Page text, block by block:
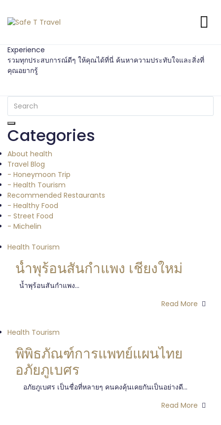
Experience
รวมทุกประสบการณ์ดีๆ ให้คุณได้ที่นี่ ค้นหาความประทับใจและสิ่งที่
คุณอยากรู้
Categories
About health
Travel Blog
- Honeymoon Trip
- Health Tourism
Recommended Restaurants
- Healthy Food
- Street Food
- Michelin
Health Tourism
น้ำพุร้อนสันกำแพง เชียงใหม่
น้ำพุร้อนสันกำแพง...
Read More
Health Tourism
พิพิธภัณฑ์การแพทย์แผนไทย
อภัยภูเบศร
อภัยภูเบศร เป็นชื่อที่หลายๆ คนคงคุ้นเคยกันเป็นอย่างดี...
Read More